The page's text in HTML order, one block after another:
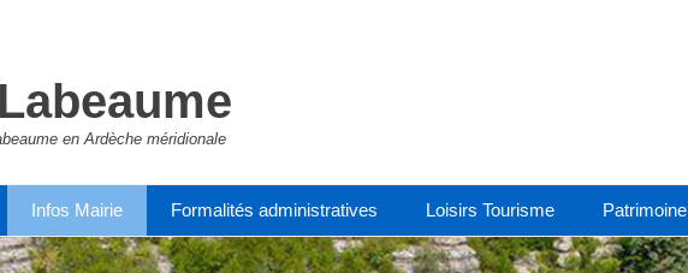
en Ardèche méridionale
Infos Mairie Formalités administratives Loisirs Tourisme Patrimoine